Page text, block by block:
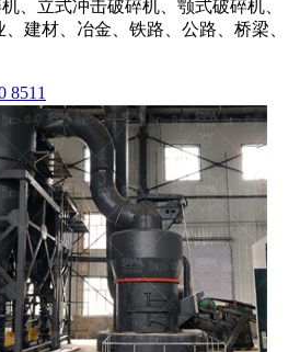
、立式冲击破碎机、颚式破碎机、
建材、冶金、铁路、公路、桥梁、
8511